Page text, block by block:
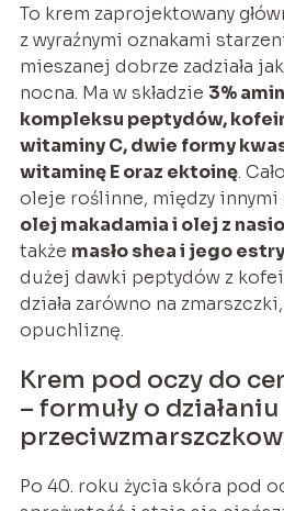
To krem zaprojektowany
z wyraźnymi oznakami
mieszanej dobrze zadziała
nocna. Ma w składzie 3%
kompleksu peptydów,
witaminy C, dwie formy
witaminę E oraz ektoinę.
oleje roślinne, między innymi
olej makadamia i olej z
także masło shea i jego estry
dużej dawki peptydów z
działa zarówno na
opuchliznę.
Krem pod oczy do
– formuły o działaniu
Po 40. roku życia skóra pod